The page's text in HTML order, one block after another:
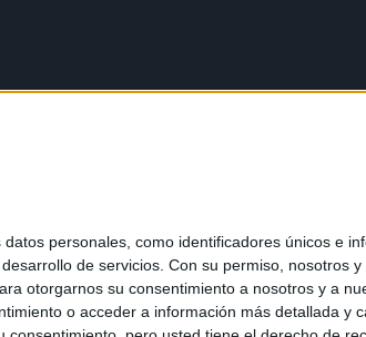
personales, como identificadores únicos e
de servicios. Con su permiso, nosotros
otorgarnos su consentimiento a nosotros y a
o acceder a información más detallada y